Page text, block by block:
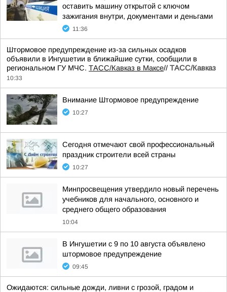
оставить машину открытой с ключом
зажигания внутри, документами и деньгами
11:36
Штормовое предупреждение из-за сильных осадков
объявили в Ингушетии в ближайшие сутки, сообщили в
региональном ГУ МЧС. ТАСС/Кавказ в Максе// ТАСС/Кавказ
10:33
Внимание Штормовое предупреждение
10:27
Сегодня отмечают свой профессиональный
праздник строители всей страны
10:27
Минпросвещения утвердило новый перечень
учебников для начального, основного и
среднего общего образования
10:04
В Ингушетии с 9 по 10 августа объявлено
штормовое предупреждение
09:45
Ожидаются: сильные дожди, ливни с грозой, градом и